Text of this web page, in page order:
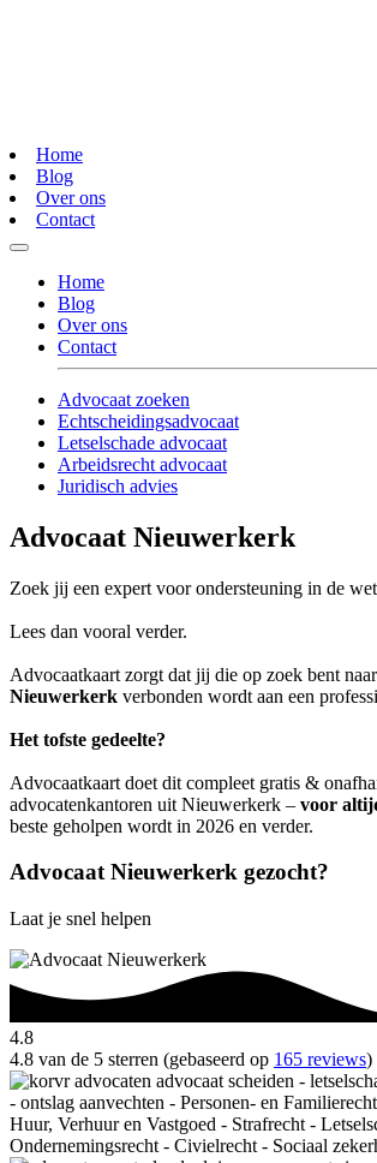
Home
Blog
Over ons
Contact
Home
Blog
Over ons
Contact
Advocaat zoeken
Echtscheidingsadvocaat
Letselschade advocaat
Arbeidsrecht advocaat
Juridisch advies
Advocaat Nieuwerkerk
Zoek jij een expert voor ondersteuning in de
Lees dan vooral verder.
Advocaatkaart zorgt dat jij die op zoek bent naar
Nieuwerkerk verbonden wordt aan een
Het tofste gedeelte?
Advocaatkaart doet dit compleet gratis &
advocatenkantoren uit Nieuwerkerk – voor
beste geholpen wordt in 2026 en verder.
Advocaat Nieuwerkerk gezocht?
Laat je snel helpen
4.8
4.8 van de 5 sterren (gebaseerd op 165 reviews)